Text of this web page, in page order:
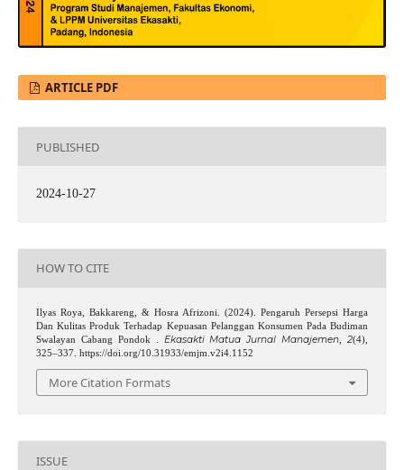
ARTICLE PDF
PUBLISHED
2024-10-27
HOW TO CITE
Ilyas Roya, Bakkareng, & Hosra Afrizoni. (2024). Pengaruh Persepsi Harga
Dan Kulitas Produk Terhadap Kepuasan Pelanggan Konsumen Pada Budiman
Swalayan Cabang Pondok .
Ekasakti Matua Jurnal Manajemen ,2(4),
325–337. https://doi.org/10.31933/emjm.v2i4.1152
More Citation Formats
ISSUE